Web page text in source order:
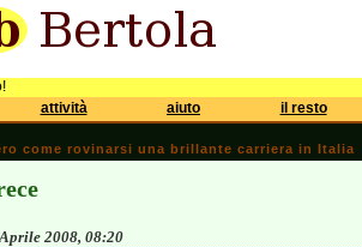
attività aiuto il resto
come rovinarsi una brillante carriera in Italia
2008, 08:20